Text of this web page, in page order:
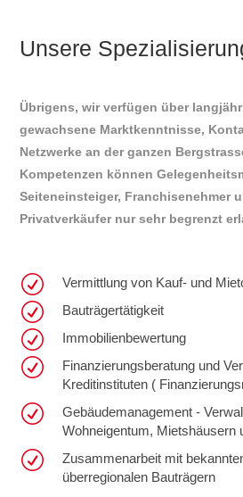
Unsere
Übrigens, wir verfügen über
gewachsene Marktkenntnisse,
Netzwerke an der ganzen
Kompetenzen können
Seiteneinsteiger, Franchisenehmer
Privatverkäufer nur sehr begrenzt
R Vermittlung von Kauf- und
R Bauträgertätigkeit
R Immobilienbewertung
R
Finanzierungsberatung und
Kreditinstituten (
R
Gebäudemanagement -
Wohneigentum, Mietshäusern
R
Zusammenarbeit mit
überregionalen Bauträgern